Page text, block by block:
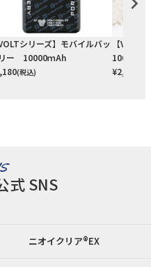
VOLTシリーズ】モバイルバッ
ー 10000ｍAh
(税込)
【VOLT
10000ｍ
¥2,730
式 SNS
ニオイクリア®EX